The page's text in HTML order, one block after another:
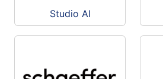
Studio AI